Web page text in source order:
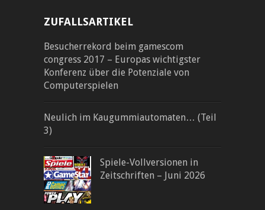
ZUFALLSARTIKEL
Besucherrekord beim gamescom
congress 2017 – Europas wichtigster
Konferenz über die Potenziale von
Computerspielen
Neulich im Kaugummiautomaten… (Teil
3)
Spiele-Vollversionen in
Zeitschriften – Juni 2026